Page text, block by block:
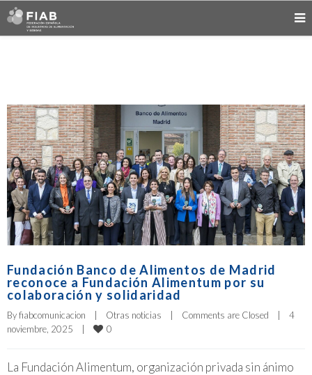
Fundación Banco de Alimentos de Madrid
reconoce a Fundación Alimentum por su
colaboración y solidaridad
By fiabcomunicacion | Otras noticias | Comments are Closed |
4
noviembre, 2025
| 0
La Fundación Alimentum, organización privada sin ánimo